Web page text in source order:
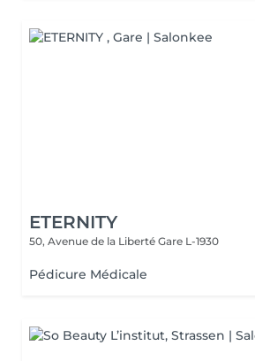
ETERNITY
50, Avenue de la Liberté Gare L-1930
Pédicure Médicale